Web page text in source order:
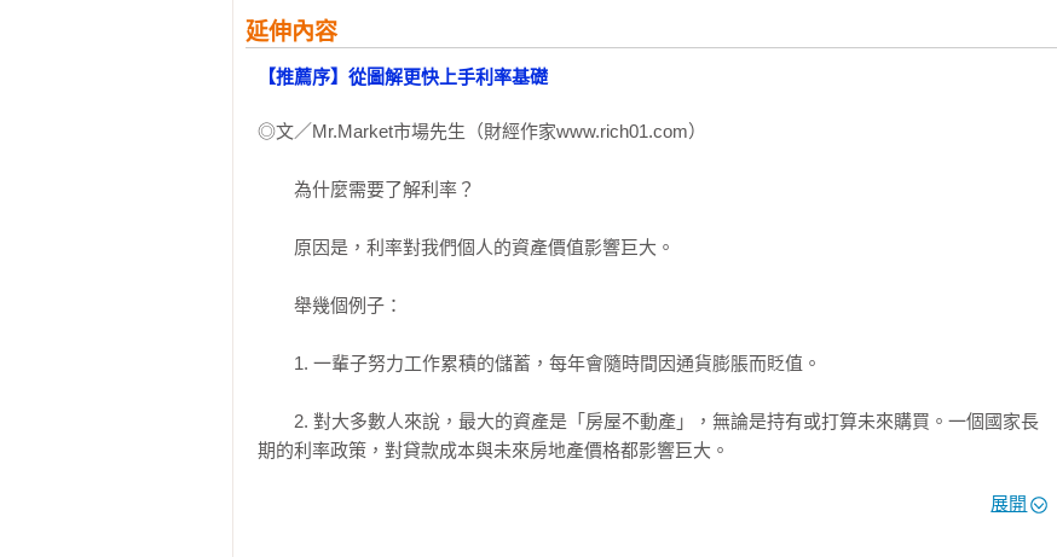
    04  嘗試計算10年期公債的報酬率
    06  為什麼銀行要購買負報酬的政府公債？
    07  長期利率變動領先短期利率變動
    08  以鉅額資金左右利率動向的機構投資者
書的每個人都可以理解利率，進而改善日常生活和工作，那將是我最大的榮幸。
【摘錄2】_第1章  你應該知道的利率基礎
●07 利率契約可區分為「固定利率」與「機動利率」
在從事金錢的借貸往來交易時，必須在固定利率與機動利率之間做出判斷與選擇。
在利率的契約中，可以區分為利率持續維持不變的「固定利率」，以及利率隨經濟環境狀況變動
擇。此外，就借款人而言，大多也都可以選擇固定或機動利率，例如房貸等。
在固定利率之中，有一種商品是在特定期間內為固定利率，就像是「10年固定利率選擇」。它的
率之間進行選擇時，必須預測利率未來將會如何變動，同時考量何者對自己更為有利。若是「預測今
後利率將會上升」，在定期存款等「賺取利息」（收入）的狀況中，選擇固定利率較為不利，選擇機
動利率較為有利。而在房屋貸款等「支付利息」（費用）的狀況下，則完全相反。我將在第2章之後解
延伸內容
【推薦序】從圖解更快上手利率基礎
◎文／Mr.Market市場先生（財經作家www.rich01.com）
為什麼需要了解利率？
原因是，利率對我們個人的資產價值影響巨大。
舉幾個例子：
1. 一輩子努力工作累積的儲蓄，每年會隨時間因通貨膨脹而貶值。
2. 對大多數人來說，最大的資產是「房屋不動產」，無論是持有或打算未來購買。一個國家長
期的利率政策，對貸款成本與未來房地產價格都影響巨大。
3. 在投資裡面，無風險利率是投資最重要的機會成本。先有機會成本觀念，再做投資規劃；和
展開